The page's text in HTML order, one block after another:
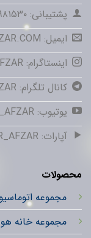
پشتیبانی: ۰۹۱۹۰۹۸۱۵۳۰
ایمیل: INFO@NEGARAFZAR.COM
اینستاگرام: NEGAR_AFZAR@
کانال تلگرام: NEGAR_AFZAR@
یوتیوب: NEGAR_AFZAR@
آپارات: MAHAN_NEGAR_AFZAR@
محصولات
مجموعه
مجموعه خانه